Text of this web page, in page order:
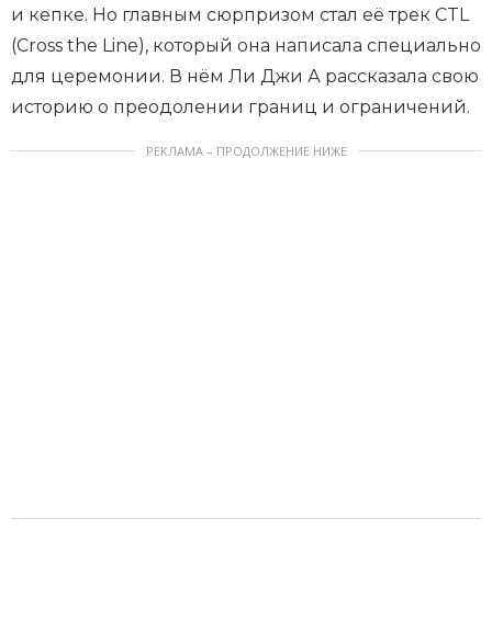
и кепке. Но главным сюрпризом стал её трек CTL
(Cross the Line), который она написала специально
для церемонии. В нём Ли Джи А рассказала свою
историю о преодолении границ и ограничений.
РЕКЛАМА – ПРОДОЛЖЕНИЕ НИЖЕ